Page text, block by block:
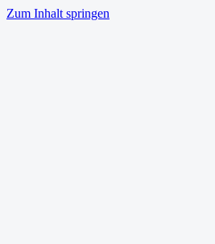
Zum Inhalt springen